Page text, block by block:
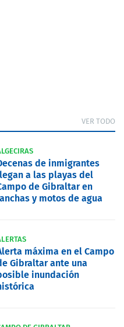
VER TODO
de inmigrantes
a las playas del
de Gibraltar en
y motos de agua
máxima en el Campo
Gibraltar ante una
inundación